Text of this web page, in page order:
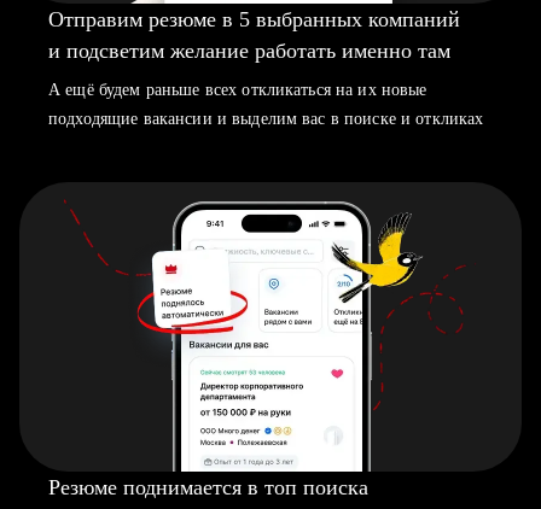
Отправим резюме в 5 выбранных компаний
и подсветим желание работать именно там
А ещё будем раньше всех откликаться на их новые
подходящие вакансии и выделим вас в поиске и откликах
Резюме поднимается в топ поиска